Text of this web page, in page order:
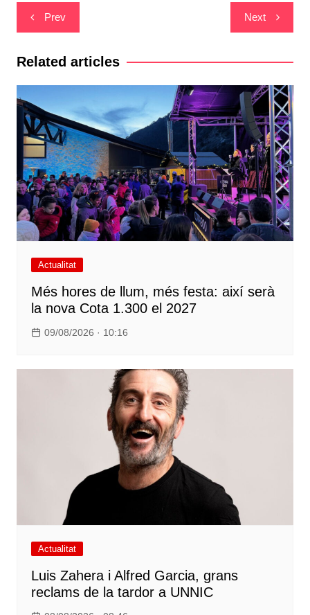
Navegació
d'entrades
Prev Next
Related articles
Actualitat
Més hores de llum, més festa: així serà
la nova Cota 1.300 el 2027
09/08/2026 · 10:16
Actualitat
Luis Zahera i Alfred Garcia, grans
reclams de la tardor a UNNIC